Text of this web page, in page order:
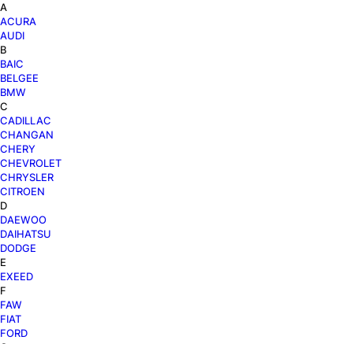
A
ACURA
AUDI
B
BAIC
BELGEE
BMW
C
CADILLAC
CHANGAN
CHERY
CHEVROLET
CHRYSLER
CITROEN
D
DAEWOO
DAIHATSU
DODGE
E
EXEED
F
FAW
FIAT
FORD